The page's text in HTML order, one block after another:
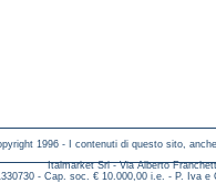
1996 - I contenuti di questo sito,
Italmarket Srl - Via Alberto
- Cap. soc. € 10.000,00 i.e. - P. Iva e